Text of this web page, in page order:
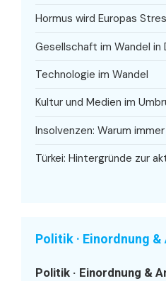
Hormus wird Europas
Gesellschaft im Wandel in
Technologie im Wandel
Kultur und Medien im
Insolvenzen: Warum
Türkei: Hintergründe zur
Politik · Einordnung &
Politik · Einordnung &